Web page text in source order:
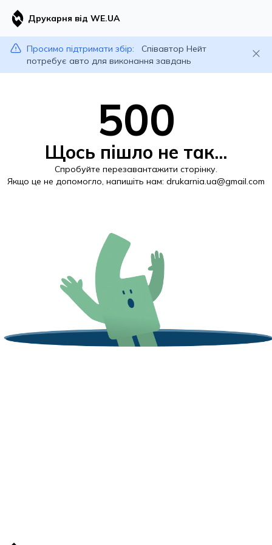
Друкарня від WE.UA
Просимо підтримати збір:
Співавтор Нейт
потребує авто для виконання завдань
500
Щось пішло не так...
Спробуйте перезавантажити сторінку.
Якщо це не допомогло, напишіть нам: drukarnia.ua@gmail.com